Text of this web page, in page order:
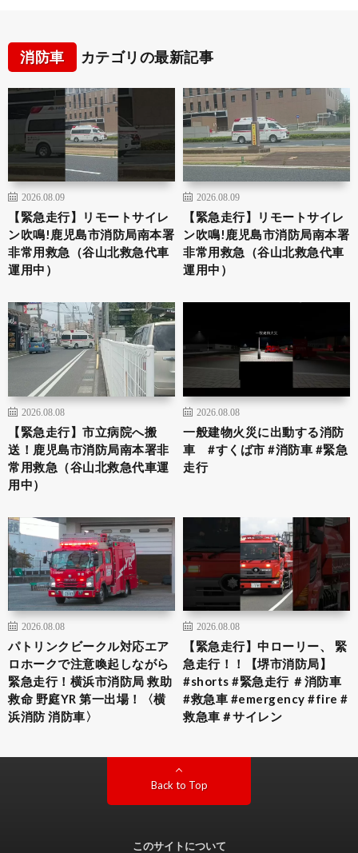
消防車 カテゴリの最新記事
2026.08.09
【緊急走行】リモートサイレ
ン吹鳴!鹿児島市消防局南本署
非常用救急（谷山北救急代車
運用中）
2026.08.09
【緊急走行】リモートサイレ
ン吹鳴!鹿児島市消防局南本署
非常用救急（谷山北救急代車
運用中）
2026.08.08
【緊急走行】市立病院へ搬
送！鹿児島市消防局南本署非
常用救急（谷山北救急代車運
用中）
2026.08.08
一般建物火災に出動する消防
車 #すくば市 #消防車 #緊急
走行
2026.08.08
パトリンクビークル対応エア
ロホークで注意喚起しながら
緊急走行！横浜市消防局 救助
救命 野庭YR 第一出場！〈横
浜消防 消防車〉
2026.08.08
【緊急走行】中ローリー、 緊
急走行！！【堺市消防局】
#shorts #緊急走行 ＃消防車
#救急車 #emergency #fire #
救急車＃サイレン
Back to Top
このサイトについて